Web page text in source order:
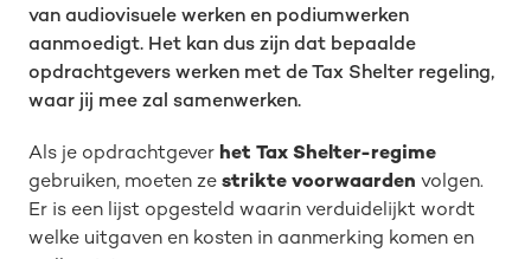
van audiovisuele werken en podiumwerken
aanmoedigt. Het kan dus zijn dat bepaalde
opdrachtgevers werken met de Tax Shelter regeling,
waar jij mee zal samenwerken.
Als je opdrachtgever het Tax Shelter-regime
gebruiken, moeten ze strikte voorwaarden volgen.
Er is een lijst opgesteld waarin verduidelijkt wordt
welke uitgaven en kosten in aanmerking komen en